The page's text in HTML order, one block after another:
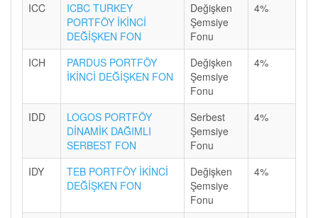
ICC
ICBC TURKEY
PORTFÖY İKİNCİ
DEĞİŞKEN FON
Değişken
Şemsiye
Fonu
4%
ICH
PARDUS PORTFÖY
İKİNCİ DEĞİŞKEN FON
Değişken
Şemsiye
Fonu
4%
IDD
LOGOS PORTFÖY
DİNAMİK DAĞIMLI
SERBEST FON
Serbest
Şemsiye
Fonu
4%
IDY
TEB PORTFÖY İKİNCİ
DEĞİŞKEN FON
Değişken
Şemsiye
Fonu
4%